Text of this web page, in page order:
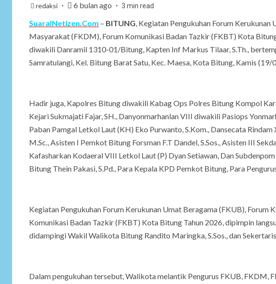
redaksi 6 bulan ago 3 min read
SuaraINetizen.Com – BITUNG, Kegiatan Pengukuhan Forum
Masyarakat (FKDM), Forum Komunikasi Badan Tazkir (FKBT) Kota
diwakili Danramil 1310-01/Bitung, Kapten Inf Markus Tilaar, S.Th.,
Samratulangi, Kel. Bitung Barat Satu, Kec. Maesa, Kota Bitung, Kamis
Hadir juga, Kapolres Bitung diwakili Kabag Ops Polres Bitung Kompol
Kejari Sukmajati Fajar, SH., Danyonmarhanlan VIII diwakili Pasiops
Paban Pamgal Letkol Laut (KH) Eko Purwanto, S.Kom., Dansecata
M.Sc., Asisten I Pemkot Bitung Forsman F.T Dandel, S.Sos., Asisten III
Kafasharkan Kodaeral VIII Letkol Laut (P) Dyan Setiawan, Dan
Bitung Thein Pakasi, S.Pd., Para Kepala KPD Pemkot Bitung, Para
Kegiatan Pengukuhan Forum Kerukunan Umat Beragama (FKUB), Forum
Komunikasi Badan Tazkir (FKBT) Kota Bitung Tahun 2026, dipimpin
didampingi Wakil Walikota Bitung Randito Maringka, S.Sos., dan
Dalam pengukuhan tersebut, Walikota melantik Pengurus FKUB, FKDM,